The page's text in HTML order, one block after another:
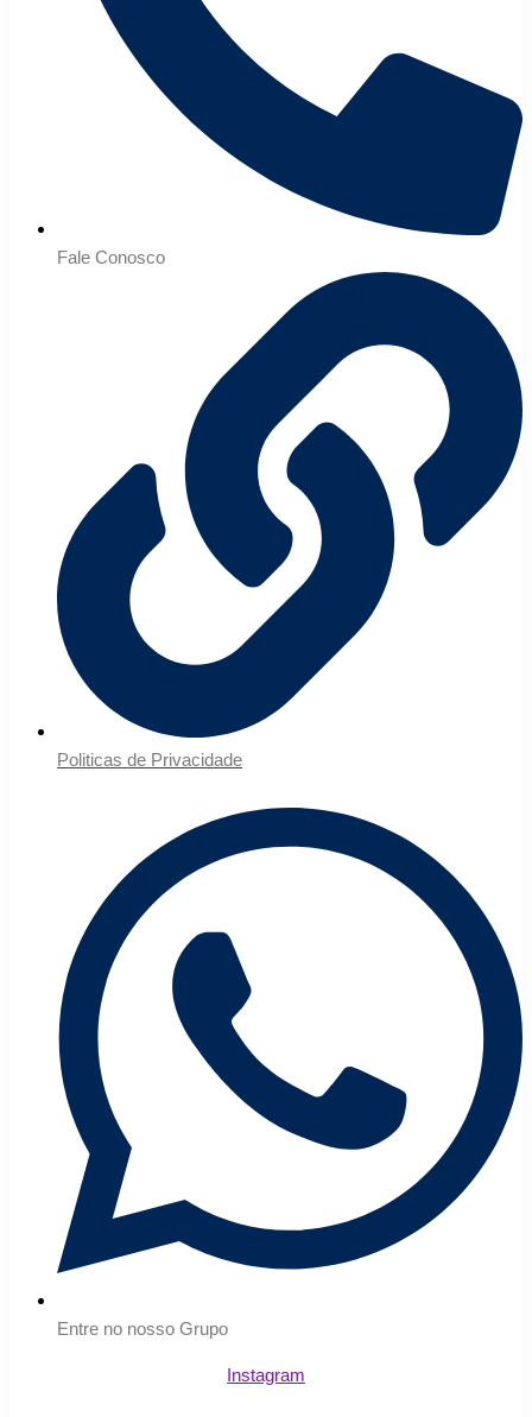
Fale Conosco
Politicas de Privacidade
Entre no nosso Grupo
Instagram